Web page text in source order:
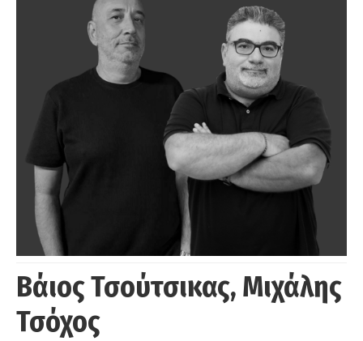
Βάιος Τσούτσικας, Μιχάλης
Τσόχος